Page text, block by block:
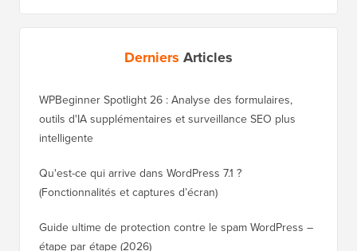
Derniers Articles
WPBeginner Spotlight 26 : Analyse des formulaires,
outils d'IA supplémentaires et surveillance SEO plus
intelligente
Qu'est-ce qui arrive dans WordPress 7.1 ?
(Fonctionnalités et captures d’écran)
Guide ultime de protection contre le spam WordPress –
étape par étape (2026)